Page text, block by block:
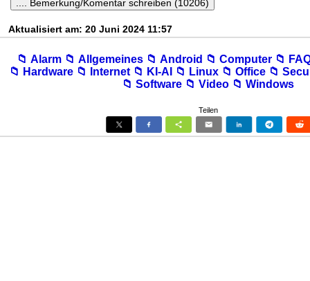
Aktualisiert am: 20 Juni 2024 11:57
📁︎ Alarm 📁︎ Allgemeines 📁︎ Android 📁︎ Computer 📁︎
📁︎ Hardware 📁︎ Internet 📁︎ KI-AI 📁︎ Linux 📁︎ Office 📁︎
📁︎ Software 📁︎ Video 📁︎ Windows
Teilen